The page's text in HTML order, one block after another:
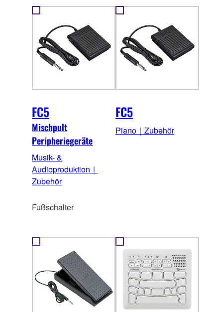
FC5
Mischpult
Peripheriegeräte
Musik- &
Audioproduktion｜
Zubehör
Fußschalter
FC5
Piano｜Zubehör